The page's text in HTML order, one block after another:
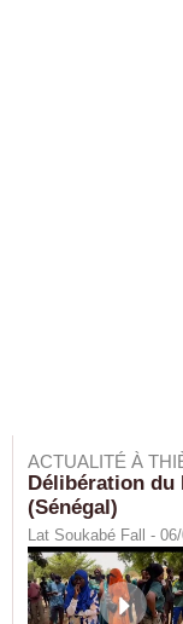
ACTUALITÉ À
Délibération du
(Sénégal)
Lat Soukabé Fall -